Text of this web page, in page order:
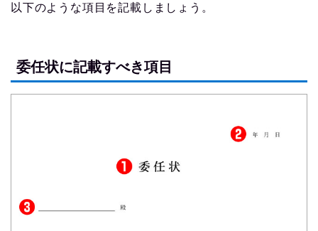
以下のような項目を記載しましょう。
委任状に記載すべき項目